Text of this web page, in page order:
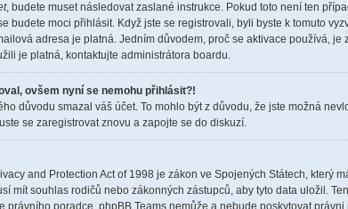
, budete muset následovat zaslané instrukce. Pokud toto není ten
budete moci přihlásit. Když jste se registrovali, byli byste k tomuto
adresa je platná. Jedním důvodem, proč se aktivace používá, je
je platná, kontaktujte administrátora boardu.
ovšem nyní se nemohu přihlásit?!
důvodu smazal váš účet. To mohlo být z důvodu, že jste možná
se zaregistrovat znovu a zapojte se do diskuzí.
and Protection Act of 1998 je zákon ve Spojených Státech,
mít souhlas rodičů nebo zákonných zástupců, aby tyto data uložil.
právního poradce, phpBB Teams nemůže a nebude poskytovat